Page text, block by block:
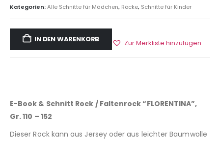
Kategorien:Alle Schnitte für Mädchen, Röcke, Schnitte für Kinder
IN DEN WARENKORB Zur Merkliste hinzufügen
E-Book & Schnitt Rock / Faltenrock “FLORENTINA”,
Gr. 110 – 152
Dieser Rock kann aus Jersey oder aus leichter Baumwolle